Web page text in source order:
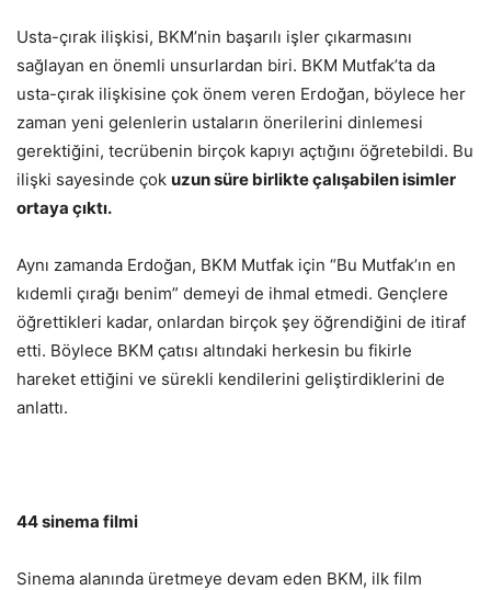
Usta-çırak ilişkisi, BKM’nin başarılı işler çıkarmasını
sağlayan en önemli unsurlardan biri. BKM Mutfak’ta da
usta-çırak ilişkisine çok önem veren Erdoğan, böylece her
zaman yeni gelenlerin ustaların önerilerini dinlemesi
gerektiğini, tecrübenin birçok kapıyı açtığını öğretebildi. Bu
ilişki sayesinde çok uzun süre birlikte çalışabilen isimler
ortaya çıktı.
Aynı zamanda Erdoğan, BKM Mutfak için “Bu Mutfak’ın en
kıdemli çırağı benim” demeyi de ihmal etmedi. Gençlere
öğrettikleri kadar, onlardan birçok şey öğrendiğini de itiraf
etti. Böylece BKM çatısı altındaki herkesin bu fikirle
hareket ettiğini ve sürekli kendilerini geliştirdiklerini de
anlattı.
44 sinema filmi
Sinema alanında üretmeye devam eden BKM, ilk film